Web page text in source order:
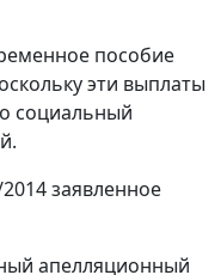
пособие
эти выплаты
социальный
заявленное
апелляционный